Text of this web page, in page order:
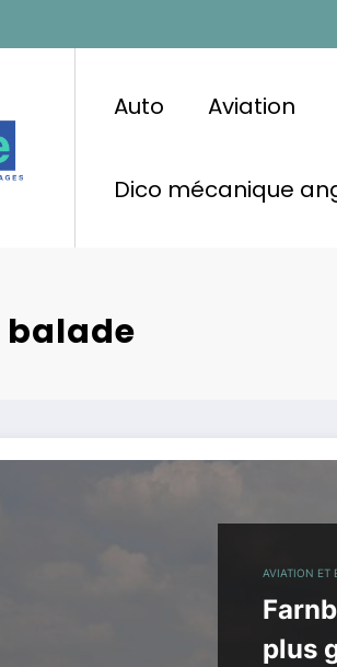
Auto Aviation
Dico mécanique
balade
AVIATION ET
plus